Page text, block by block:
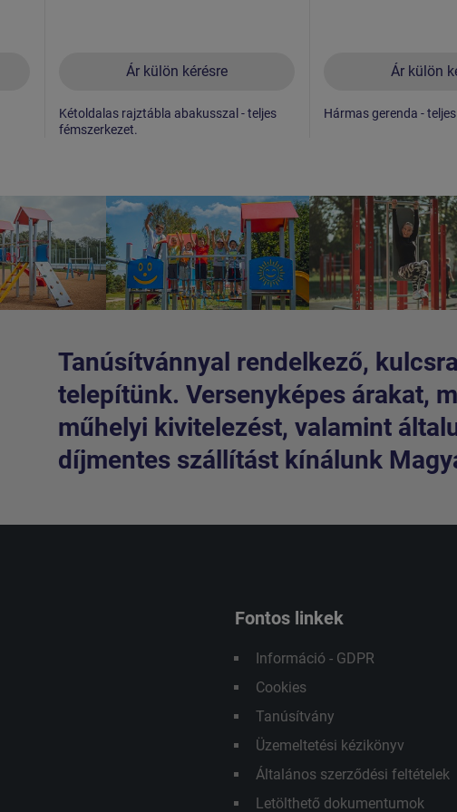
Ár külön kérésre
Kétoldalas rajztábla abakusszal - teljes
fémszerkezet.
Ár külön
Hármas gerenda -
Tanúsítvánnyal rendelkező,
telepítünk. Versenyképes árakat,
műhelyi kivitelezést, valamint
díjmentes szállítást kínálunk
Fontos linkek
Információ - GDPR
Cookies
Tanúsítvány
Üzemeltetési kézikönyv
Általános szerződési feltételek
Letölthető dokumentumok